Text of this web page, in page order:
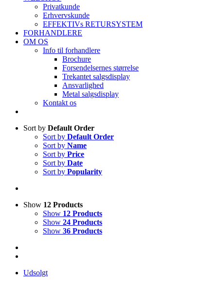
Privatkunde
Erhvervskunde
EFFEKTIVs RETURSYSTEM
FORHANDLERE
OM OS
Info til forhandlere
Brochure
Forsendelsernes størrelse
Trekantet salgsdisplay
Ansvarlighed
Metal salgsdisplay
Kontakt os
Sort by Default Order
Sort by Default Order
Sort by Name
Sort by Price
Sort by Date
Sort by Popularity
Show 12 Products
Show 12 Products
Show 24 Products
Show 36 Products
Udsolgt